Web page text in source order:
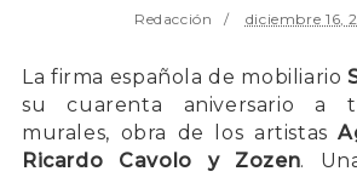
Redacción diciembre 16,
La firma española de mobiliario
su cuarenta aniversario a
murales, obra de los artistas
Ricardo Cavolo y Zozen.